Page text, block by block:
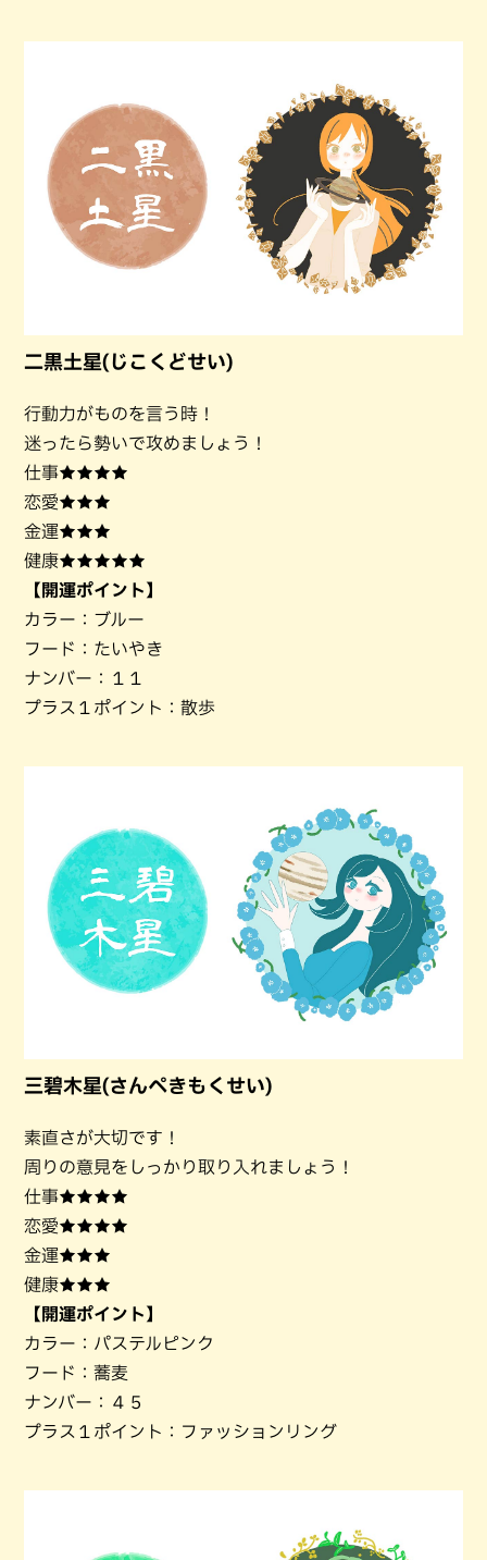
二黒土星(じこくどせい)
行動力がものを言う時！
迷ったら勢いで攻めましょう！
仕事★★★★
恋愛★★★
金運★★★
健康★★★★★
【開運ポイント】
カラー：ブルー
フード：たいやき
ナンバー：１１
プラス１ポイント：散歩
三碧木星(さんぺきもくせい)
素直さが大切です！
周りの意見をしっかり取り入れましょう！
仕事★★★★
恋愛★★★★
金運★★★
健康★★★
【開運ポイント】
カラー：パステルピンク
フード：蕎麦
ナンバー：４５
プラス１ポイント：ファッションリング